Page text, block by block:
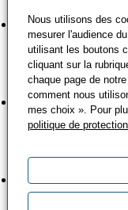
20 mai : La
30 avril de 13h30
22 avril : La
📄30 avril de
16 janvier :
24 janvier de
Nous utilisons des
mesurer l'audience
utilisant les boutons
cliquant sur la
chaque page de
comment nous
mes choix ». Pour
politique de